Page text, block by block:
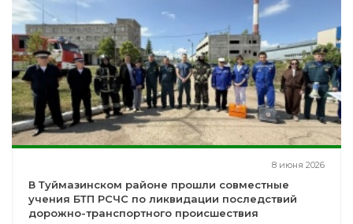
8 июня 2026
В Туймазинском районе прошли совместные
учения БТП РСЧС по ликвидации последствий
дорожно-транспортного происшествия